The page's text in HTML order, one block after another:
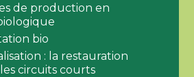
de production en
bio
: la restauration
circuits courts